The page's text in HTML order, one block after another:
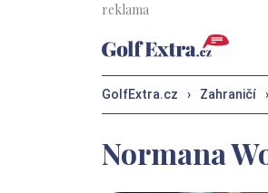
GolfExtra.cz › Zahraničí ›
Normana